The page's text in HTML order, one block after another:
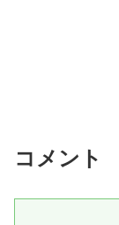
コメント